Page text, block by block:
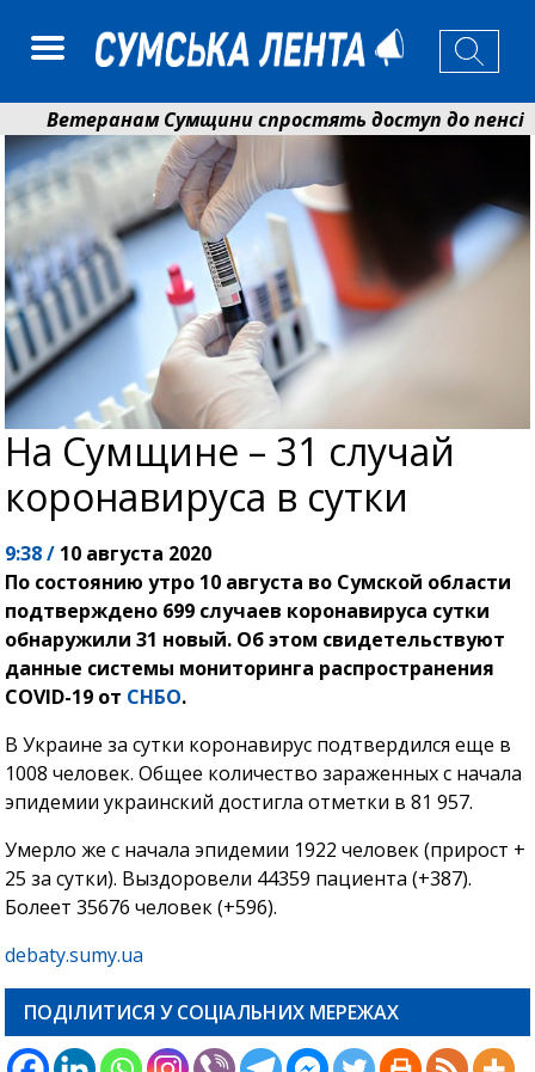
Ветеранам Сумщини спростять доступ до пенсій
Романько розширює програму відпочинку дітей із
На Сумщине – 31 случай
коронавируса в сутки
9:38 / 10 августа 2020
По состоянию утро 10 августа во Сумской области
подтверждено 699 случаев коронавируса сутки
обнаружили 31 новый. Об этом свидетельствуют
данные системы мониторинга распространения
COVID-19 от СНБО.
В Украине за сутки коронавирус подтвердился еще в
1008 человек. Общее количество зараженных с начала
эпидемии украинский достигла отметки в 81 957.
Умерло же с начала эпидемии 1922 человек (прирост +
25 за сутки). Выздоровели 44359 пациента (+387).
Болеет 35676 человек (+596).
debaty.sumy.ua
ПОДІЛИТИСЯ У СОЦІАЛЬНИХ МЕРЕЖАХ